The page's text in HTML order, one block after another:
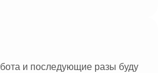
и последующие разы буду